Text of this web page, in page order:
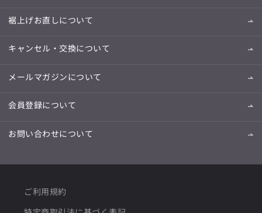
裾上げお直しについて
キャンセル・交換について
メールマガジンについて
会員登録について
お問い合わせについて
ご利用規約